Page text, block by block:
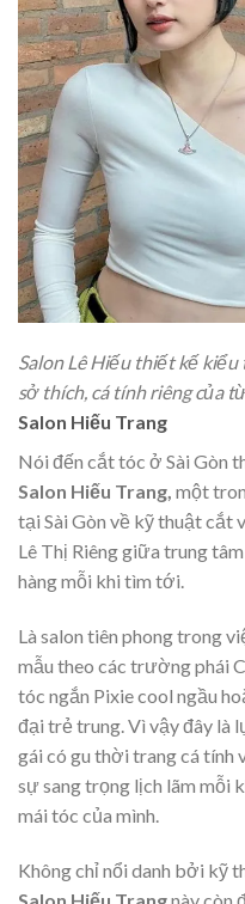
Salon Lê Hiếu thiết kế
sở thích, cá tính riêng của
Salon Hiếu Trang
Nói đến cắt tóc ở Sài Gòn
Salon Hiếu Trang, một
tại Sài Gòn về kỹ thuật cắt
Lê Thị Riêng giữa trung
hàng mỗi khi tìm tới.
Là salon tiên phong trong
mẫu theo các trường phái
tóc ngắn Pixie cool ngầu
đại trẻ trung. Vì vậy đây là
gái có gu thời trang cá tính
sự sang trọng lịch lãm mỗi
mái tóc của mình.
Không chỉ nổi danh bởi kỹ